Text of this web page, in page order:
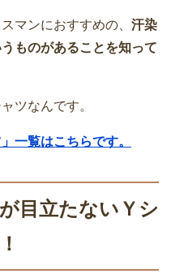
マンにおすすめの、 汗染
ものがあることを知って
ツなんです。
一覧はこちらです。
目立たないＹシ